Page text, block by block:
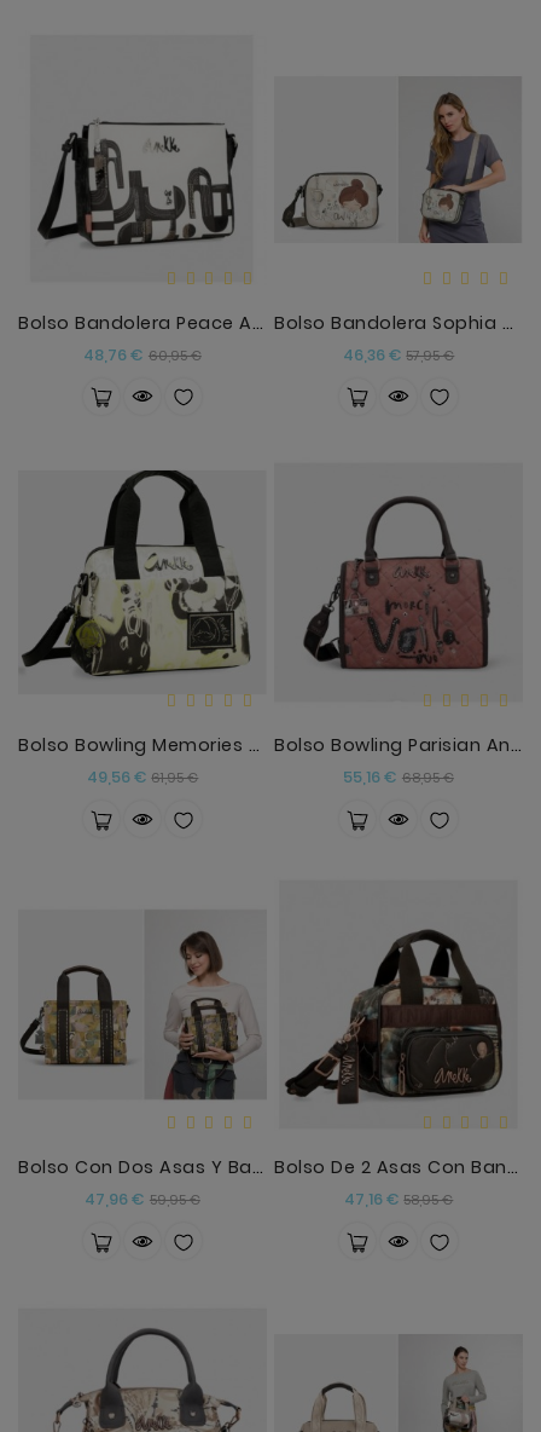
Bolso Bandolera Peace And Love Blanco Y Negro
48,76 € Precio
60,95 €Precio
Bolso Bandolera Sophia Anekke
46,36 € Precio
57,95 €Precio
Bolso Bowling Memories Anekke
49,56 € Precio
61,95 €Precio
Bolso Bowling Parisian Anekke
55,16 € Precio
68,95 €Precio
Bolso Con Dos Asas Y Bandolera Bloom Anekke
47,96 € Precio
59,95 €Precio
Bolso De 2 Asas Con Bandolera Shoen Padded
47,16 € Precio
58,95 €Precio